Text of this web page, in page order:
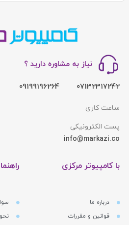
نیاز به مشاوره دارید ؟
07132317242
09199196264
ساعت کاری
پست الکترونیکی
info@markazi.co
با کامپیوتر مرکزی
درباره ما
قوانین و مقررات